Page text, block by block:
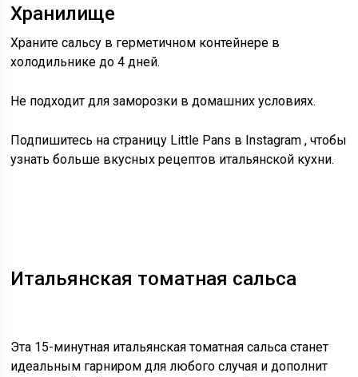
Хранилище
Храните сальсу в герметичном контейнере в
холодильнике до 4 дней.
Не подходит для заморозки в домашних условиях.
Подпишитесь на страницу Little Pans в Instagram, чтобы
узнать больше вкусных рецептов итальянской кухни.
Итальянская томатная сальса
Эта 15-минутная итальянская томатная сальса станет
идеальным гарниром для любого случая и дополнит